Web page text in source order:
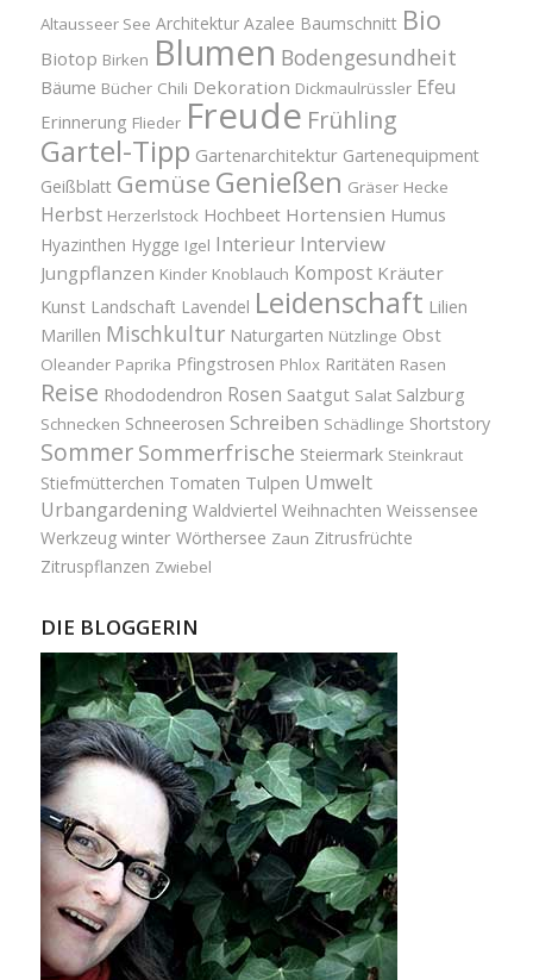
Altausseer See Architektur Azalee Baumschnitt Bio
Biotop Birken Blumen Bodengesundheit
Bäume Bücher Chili Dekoration Dickmaulrüssler Efeu
Erinnerung Flieder Freude Frühling
Gartel-Tipp Gartenarchitektur Gartenequipment
Geißblatt Gemüse Genießen Gräser Hecke
Herbst Herzerlstock Hochbeet Hortensien Humus
Hyazinthen Hygge Igel Interieur Interview
Jungpflanzen Kinder Knoblauch Kompost Kräuter
Kunst Landschaft Lavendel Leidenschaft Lilien
Marillen Mischkultur Naturgarten Nützlinge Obst
Oleander Paprika Pfingstrosen Phlox Raritäten Rasen
Reise Rhododendron Rosen Saatgut Salat Salzburg
Schnecken Schneerosen Schreiben Schädlinge Shortstory
Sommer Sommerfrische Steiermark Steinkraut
Stiefmütterchen Tomaten Tulpen Umwelt
Urbangardening Waldviertel Weihnachten Weissensee
Werkzeug winter Wörthersee Zaun Zitrusfrüchte
Zitruspflanzen Zwiebel
DIE BLOGGERIN